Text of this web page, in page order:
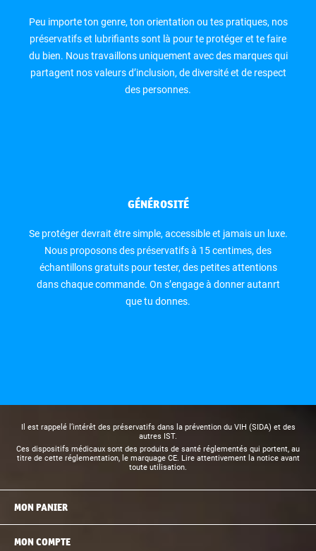
Peu importe ton genre, ton orientation ou tes pratiques, nos
préservatifs et lubrifiants sont là pour te protéger et te faire
du bien. Nous travaillons uniquement avec des marques qui
partagent nos valeurs d’inclusion, de diversité et de respect
des personnes.
GÉNÉROSITÉ
Se protéger devrait être simple, accessible et jamais un luxe.
Nous proposons des préservatifs à 15 centimes, des
échantillons gratuits pour tester, des petites attentions
dans chaque commande. On s’engage à donner autanrt
que tu donnes.
Il est rappelé l’intérêt des préservatifs dans la prévention du VIH (SIDA) et des
autres IST.
Ces dispositifs médicaux sont des produits de santé réglementés qui portent, au
titre de cette réglementation, le marquage CE. Lire attentivement la notice avant
toute utilisation.
MON PANIER
MON COMPTE